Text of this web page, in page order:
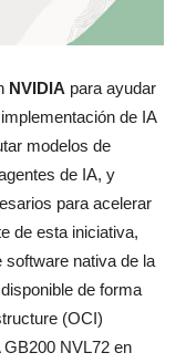
NVIDIA para ayudar
de IA
modelos de
de IA, y
para acelerar
de esta iniciativa,
software nativa de la
de forma
(OCI)
NVL72 en